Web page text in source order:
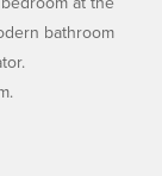
bathroom